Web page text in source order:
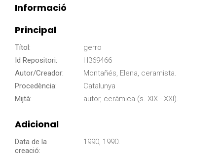
Informació
Principal
Títol:
gerro
Id Repositori:
H369466
Autor/Creador:
Montañés, Elena, ceramista.
Procedència:
Catalunya
Mijtà:
autor, ceràmica (s. XIX - XXI).
Adicional
Data de la
creació:
1990, 1990.